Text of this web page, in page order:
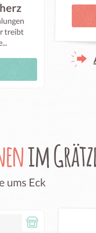
treibt
im
ums Eck